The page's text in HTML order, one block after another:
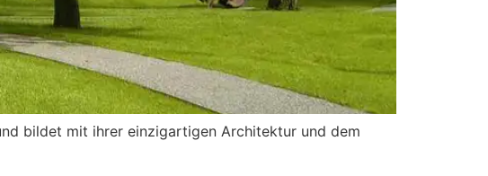
bildet mit ihrer einzigartigen Architektur und dem